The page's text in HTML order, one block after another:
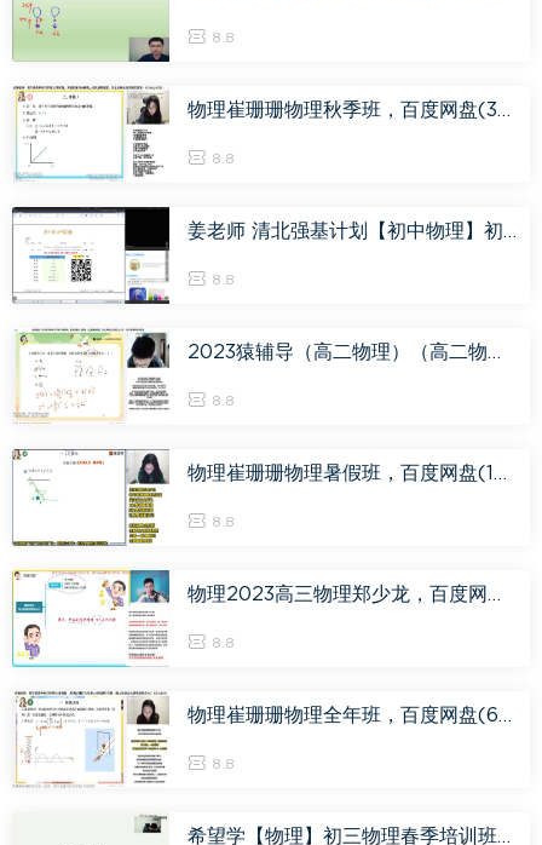
8.8
物理崔珊珊物理秋季班，百度网盘(30.93G)
8.8
姜老师 清北强基计划【初中物理】初中物理早培班七年级（秋），百度网盘(10.58G)
8.8
2023猿辅导（高二物理）（高二物理）寒假（崔珊珊），百度网盘(11.10G)
8.8
物理崔珊珊物理暑假班，百度网盘(15.09G)
8.8
物理2023高三物理郑少龙，百度网盘(21.89G)
8.8
物理崔珊珊物理全年班，百度网盘(60.52G)
8.8
希望学【物理】初三物理春季培训班(创新A在线)-牛永刚21-03-05，网盘下载(7.63G)